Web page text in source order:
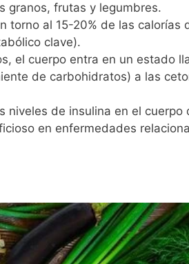
granos, frutas y legumbres.
torno al 15-20% de las calorías
clave).
el cuerpo entra en un estado
de carbohidratos) a las
de insulina en el cuerpo
en enfermedades